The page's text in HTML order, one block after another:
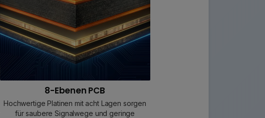
8-Ebenen PCB
Hochwertige Platinen mit acht Lagen sorgen
für saubere Signalwege und geringe